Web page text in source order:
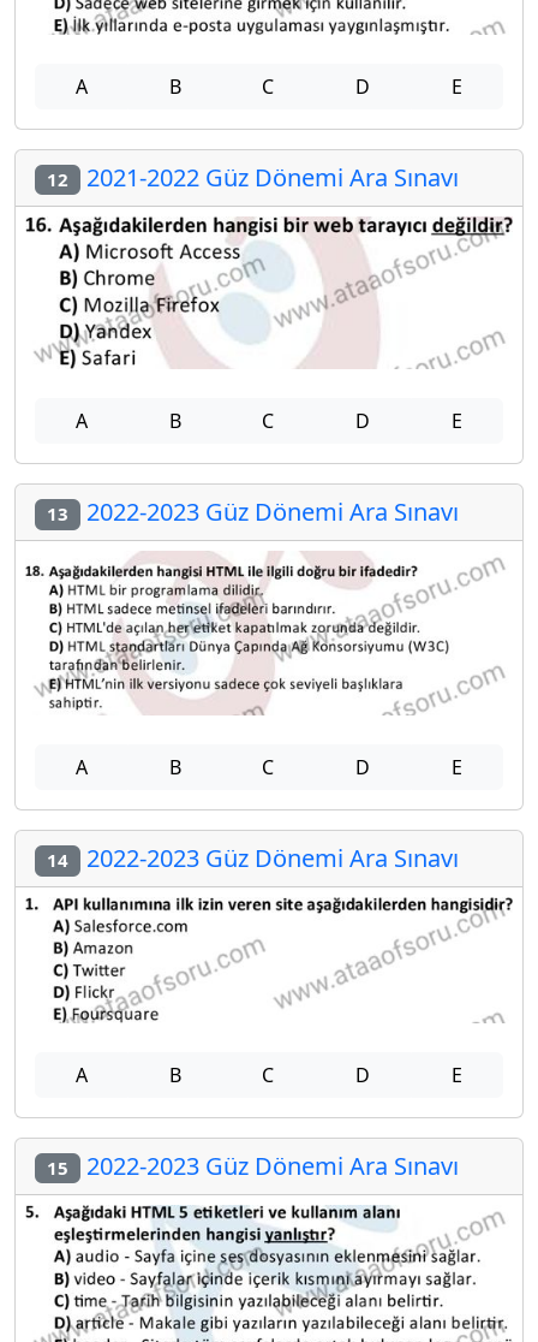
A B C D E
12 2021-2022 Güz Dönemi Ara Sınavı
A B C D E
13 2022-2023 Güz Dönemi Ara Sınavı
A B C D E
14 2022-2023 Güz Dönemi Ara Sınavı
A B C D E
15 2022-2023 Güz Dönemi Ara Sınavı